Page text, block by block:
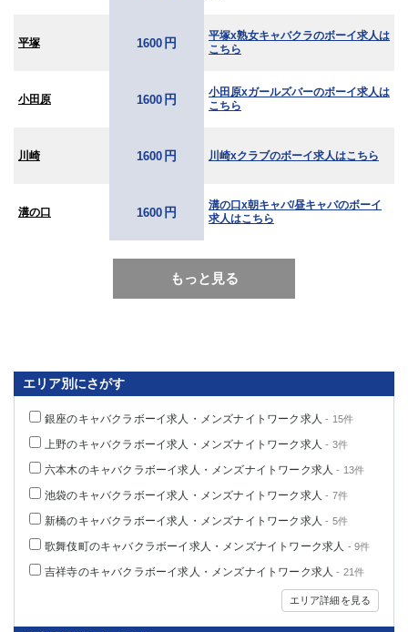
平塚 1600 円
平塚x熟女キャバクラのボーイ求人は
こちら
小田原 1600 円
小田原xガールズバーのボーイ求人は
こちら
川崎 1600 円 川崎xクラブのボーイ求人はこちら
溝の口 1600 円
溝の口x朝キャバ/昼キャバのボーイ
求人はこちら
もっと見る
エリア別にさがす
銀座のキャバクラボーイ求人・メンズナイトワーク求人 - 15件
上野のキャバクラボーイ求人・メンズナイトワーク求人 - 3件
六本木のキャバクラボーイ求人・メンズナイトワーク求人 - 13件
池袋のキャバクラボーイ求人・メンズナイトワーク求人 - 7件
新橋のキャバクラボーイ求人・メンズナイトワーク求人 - 5件
歌舞伎町のキャバクラボーイ求人・メンズナイトワーク求人 - 9件
吉祥寺のキャバクラボーイ求人・メンズナイトワーク求人 - 21件
エリア詳細を見る